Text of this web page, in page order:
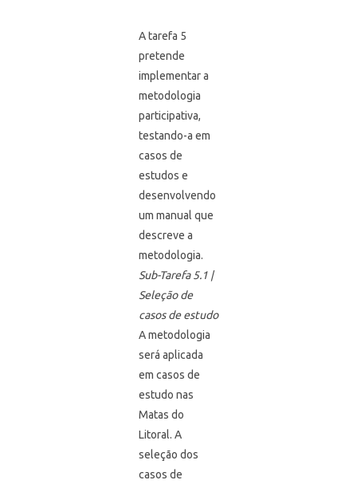
A tarefa 5
pretende
implementar a
metodologia
participativa,
testando-a em
casos de
estudos e
desenvolvendo
um manual que
descreve a
metodologia.
Sub-Tarefa 5.1 |
Seleção de
casos de estudo
A metodologia
será aplicada
em casos de
estudo nas
Matas do
Litoral. A
seleção dos
casos de